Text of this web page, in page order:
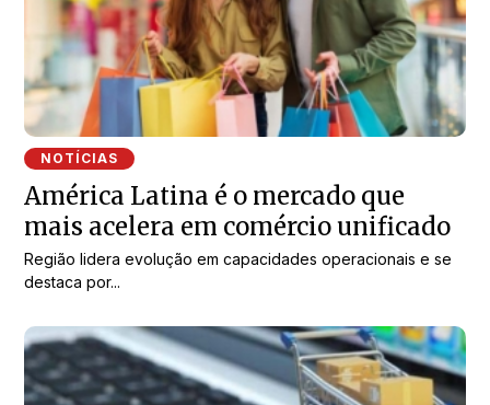
NOTÍCIAS
América Latina é o mercado que
mais acelera em comércio unificado
Região lidera evolução em capacidades operacionais e se
destaca por...